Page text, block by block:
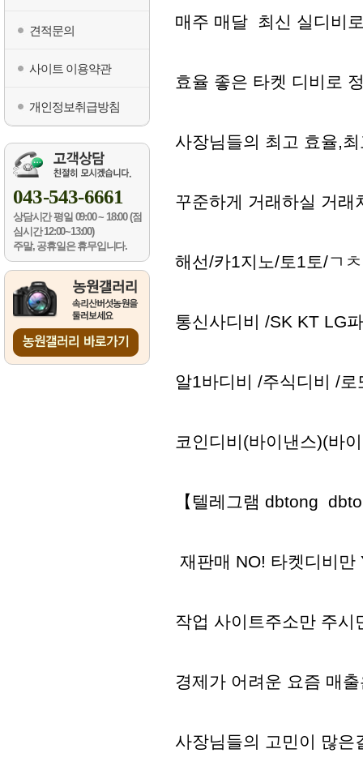
견적문의
사이트 이용약관
개인정보취급방침
043-543-6661
상담시간 평일 09:00 ~ 18:00 (점
심시간 12:00~13:00)
주말, 공휴일은 휴무입니다.
매주 매달 최신 실디비
효율 좋은 타켓 디비로
사장님들의 최고 효율,
꾸준하게 거래하실 거래
해선/카1지노/토1토/ㄱ
통신사디비 /SK KT LG
알1바디비 /주식디비 /
코인디비(바이낸스)(바
【텔레그램 dbtong
재판매 NO! 타켓디비
작업 사이트주소만 주시
경제가 어려운 요즘 매
사장님들의 고민이 많은